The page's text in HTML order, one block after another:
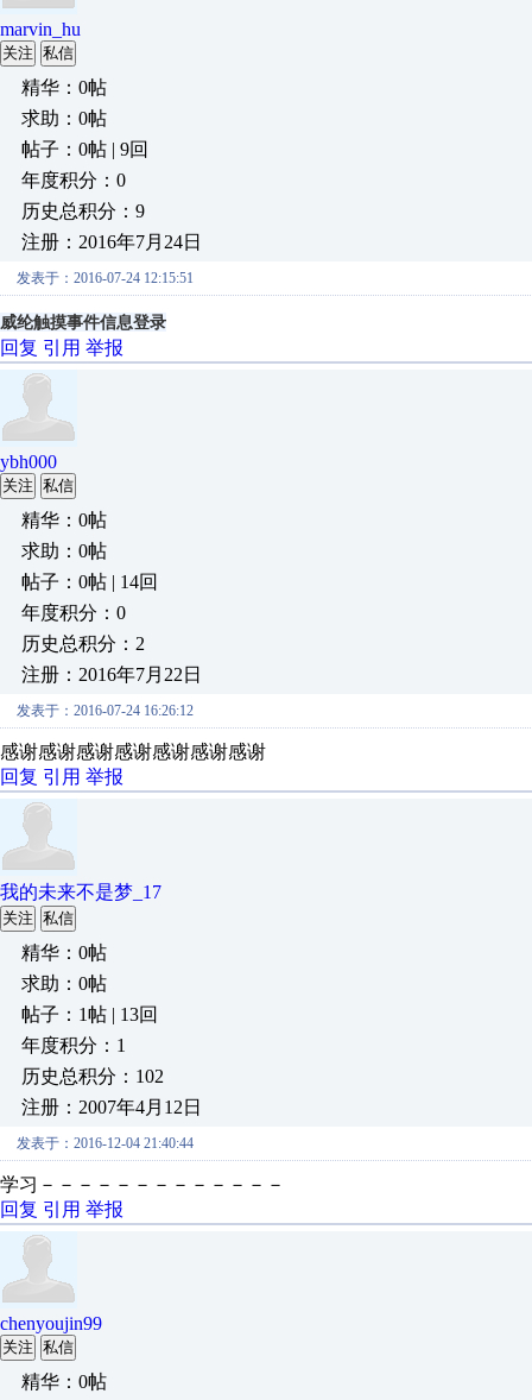
marvin_hu
关注 私信
精华：0帖
求助：0帖
帖子：0帖 | 9回
年度积分：0
历史总积分：9
注册：2016年7月24日
发表于：2016-07-24 12:15:51
威纶触摸事件信息登录
回复 引用 举报
ybh000
关注 私信
精华：0帖
求助：0帖
帖子：0帖 | 14回
年度积分：0
历史总积分：2
注册：2016年7月22日
发表于：2016-07-24 16:26:12
感谢感谢感谢感谢感谢感谢感谢
回复 引用 举报
我的未来不是梦_17
关注 私信
精华：0帖
求助：0帖
帖子：1帖 | 13回
年度积分：1
历史总积分：102
注册：2007年4月12日
发表于：2016-12-04 21:40:44
学习－－－－－－－－－－－－－
回复 引用 举报
chenyoujin99
关注 私信
精华：0帖